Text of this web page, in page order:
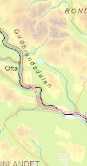
være et
Man
over
høyre side.
på høyfjell.
Samatun.